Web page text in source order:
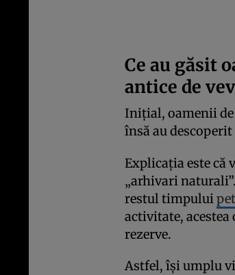
Ce au găsit
antice de
Inițial, oamenii
însă au
Explicația este că
„arhivari
restul timpului
activitate,
rezerve.
Astfel, își umplu